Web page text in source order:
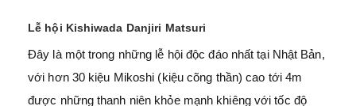
Lễ hội Kishiwada Danjiri Matsuri
Đây là một trong những lễ hội độc đáo nhất tại Nhật Bản,
với hơn 30 kiệu Mikoshi (kiệu cõng thần) cao tới 4m
được những thanh niên khỏe mạnh khiêng với tốc độ